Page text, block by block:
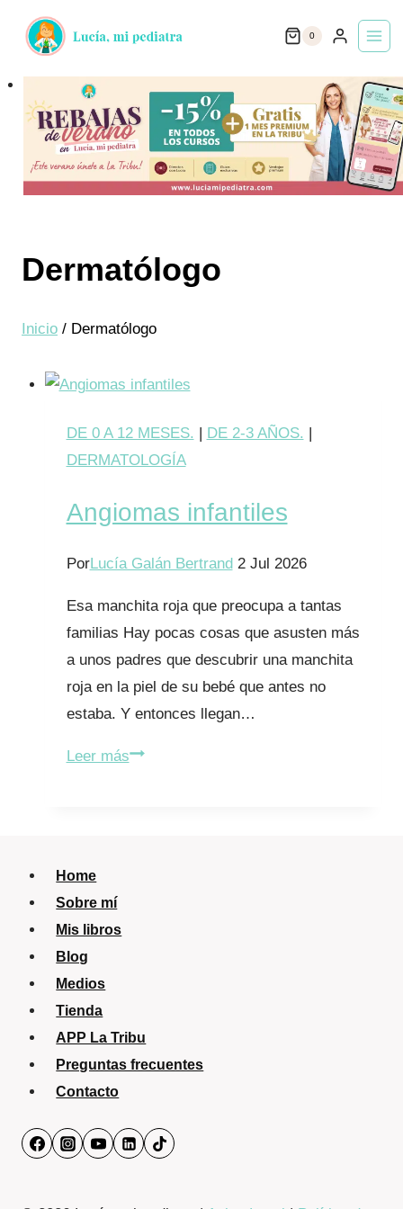
0
Dermatólogo
Inicio / Dermatólogo
DE 0 A 12 MESES. | DE 2-3 AÑOS. |
DERMATOLOGÍA
Angiomas infantiles
PorLucía Galán Bertrand 2 Jul 2026
Esa manchita roja que preocupa a tantas
familias Hay pocas cosas que asusten más
a unos padres que descubrir una manchita
roja en la piel de su bebé que antes no
estaba. Y entonces llegan…
Leer másAngiomas
Home
Sobre mí
Mis libros
Blog
Medios
Tienda
APP La Tribu
Preguntas frecuentes
Contacto